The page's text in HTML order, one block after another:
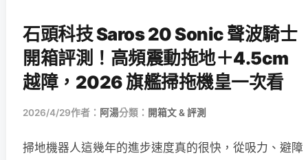
石頭科技 Saros 20 Sonic 聲波騎士
開箱評測！高頻震動拖地＋4.5cm
越障，2026 旗艦掃拖機皇一次看
2026/4/29作者： 阿湯分類： 開箱文 & 評測
掃地機器人這幾年的進步速度真的很快，從吸力、避障